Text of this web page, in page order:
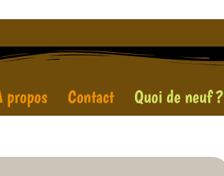
propos Contact Quoi de neuf ?